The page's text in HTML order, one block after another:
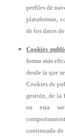
perfiles de
plataformas,
de los datos
Cookies
forma más
desde la que
Cookies de
gestión, de la
en esta
continuada